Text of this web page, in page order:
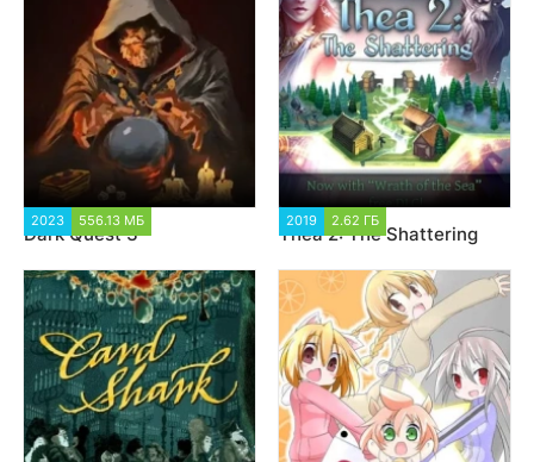
2023 556.13 МБ
Dark Quest 3
2019 2.62 ГБ
Thea 2: The Shattering